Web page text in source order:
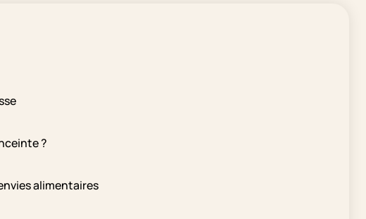
?
alimentaires